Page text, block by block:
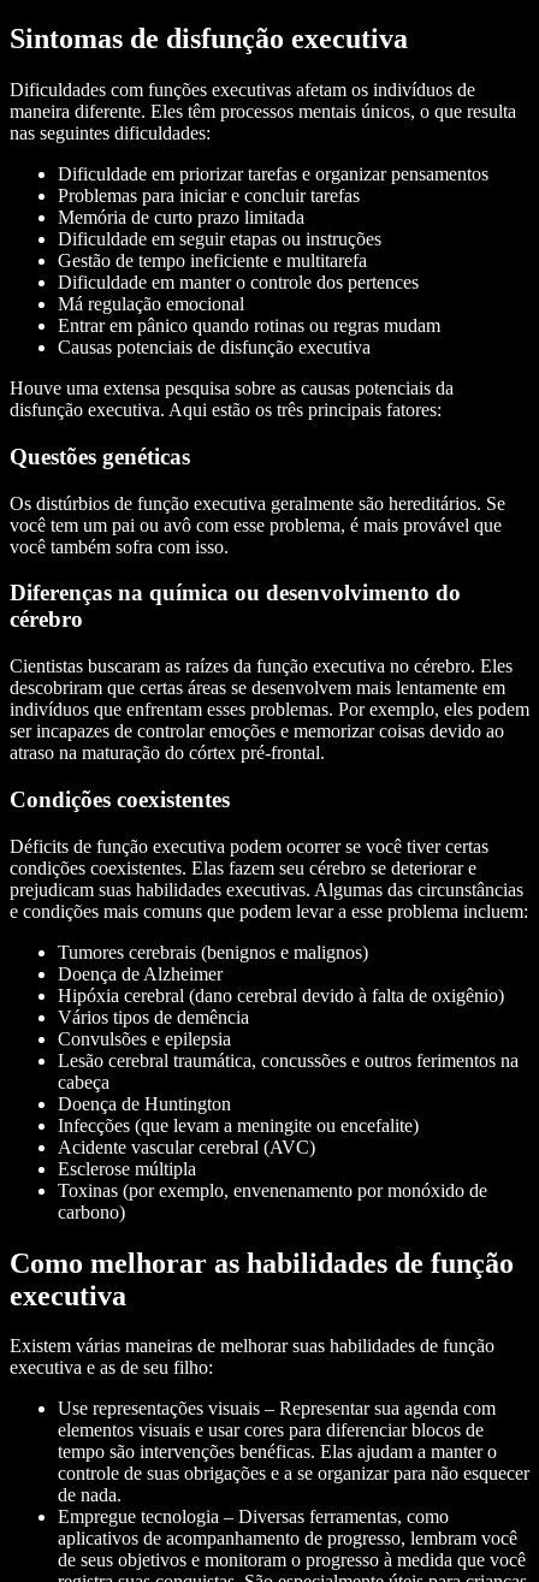
Sintomas de disfunção executiva
Dificuldades com funções executivas afetam os indivíduos de
maneira diferente. Eles têm processos mentais únicos, o que resulta
nas seguintes dificuldades:
Dificuldade em priorizar tarefas e organizar pensamentos
Problemas para iniciar e concluir tarefas
Memória de curto prazo limitada
Dificuldade em seguir etapas ou instruções
Gestão de tempo ineficiente e multitarefa
Dificuldade em manter o controle dos pertences
Má regulação emocional
Entrar em pânico quando rotinas ou regras mudam
Causas potenciais de disfunção executiva
Houve uma extensa pesquisa sobre as causas potenciais da
disfunção executiva. Aqui estão os três principais fatores:
Questões genéticas
Os distúrbios de função executiva geralmente são hereditários. Se
você tem um pai ou avô com esse problema, é mais provável que
você também sofra com isso.
Diferenças na química ou desenvolvimento do
cérebro
Cientistas buscaram as raízes da função executiva no cérebro. Eles
descobriram que certas áreas se desenvolvem mais lentamente em
indivíduos que enfrentam esses problemas. Por exemplo, eles podem
ser incapazes de controlar emoções e memorizar coisas devido ao
atraso na maturação do córtex pré-frontal.
Condições coexistentes
Déficits de função executiva podem ocorrer se você tiver certas
condições coexistentes. Elas fazem seu cérebro se deteriorar e
prejudicam suas habilidades executivas. Algumas das circunstâncias
e condições mais comuns que podem levar a esse problema incluem:
Tumores cerebrais (benignos e malignos)
Doença de Alzheimer
Hipóxia cerebral (dano cerebral devido à falta de oxigênio)
Vários tipos de demência
Convulsões e epilepsia
Lesão cerebral traumática, concussões e outros ferimentos na
cabeça
Doença de Huntington
Infecções (que levam a meningite ou encefalite)
Acidente vascular cerebral (AVC)
Esclerose múltipla
Toxinas (por exemplo, envenenamento por monóxido de
carbono)
Como melhorar as habilidades de função
executiva
Existem várias maneiras de melhorar suas habilidades de função
executiva e as de seu filho:
Use representações visuais – Representar sua agenda com
elementos visuais e usar cores para diferenciar blocos de
tempo são intervenções benéficas. Elas ajudam a manter o
controle de suas obrigações e a se organizar para não esquecer
de nada.
Empregue tecnologia – Diversas ferramentas, como
aplicativos de acompanhamento de progresso, lembram você
de seus objetivos e monitoram o progresso à medida que você